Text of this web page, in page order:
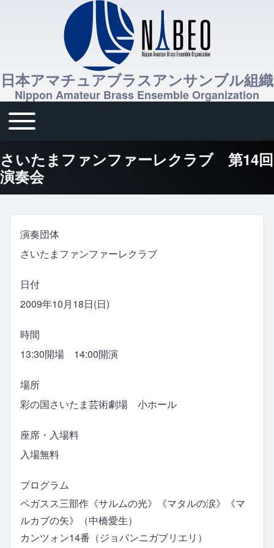
日本アマチュアブラスアンサンブル組織
Nippon Amateur Brass Ensemble Organization
メインナビゲーション
Toggle main menu
さいたまファンファーレクラブ 第14回
演奏会
演奏団体
さいたまファンファーレクラブ
日付
2009年10月18日(日)
時間
13:30開場 14:00開演
場所
彩の国さいたま芸術劇場 小ホール
座席・入場料
入場無料
プログラム
ペガスス三部作《サルムの光》《マタルの涙》《マ
ルカブの矢》（中橋愛生）
カンツォン14番（ジョバンニガブリエリ）